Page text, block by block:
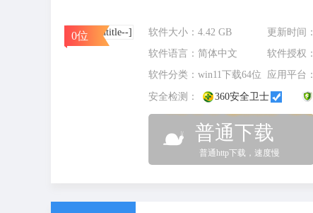
0位 软件大小： 4.42 GB 更新时间：
软件语言： 简体中文 软件授权：
软件分类： win11下载64位 应用平台：
安全检测： 360安全卫士
普通下载
普通http下载，速度慢